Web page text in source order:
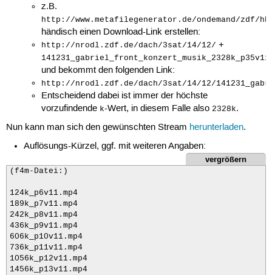
z.B.
http://www.metafilegenerator.de/ondemand/zdf/
händisch einen Download-Link erstellen:
http://nrodl.zdf.de/dach/3sat/14/12/ +
und bekommt den folgenden Link:
http://nrodl.zdf.de/dach/3sat/14/12/
Entscheidend dabei ist immer der höchste
vorzufindende k-Wert, in diesem Falle also 2328k.
Nun kann man sich den gewünschten Stream herunterladen.
Auflösungs-Kürzel, ggf. mit weiteren Angaben:
vergrößern
(f4m-Datei:)
124k_p6v11.mp4
189k_p7v11.mp4
242k_p8v11.mp4
436k_p9v11.mp4
606k_p10v11.mp4
736k_p11v11.mp4
1056k_p12v11.mp4
1456k_p13v11.mp4